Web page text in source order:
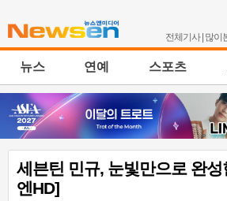
전체기사| 많이
뉴스 연예 스포츠
세븐틴 민규, 눈빛만으로 완
엔HD]